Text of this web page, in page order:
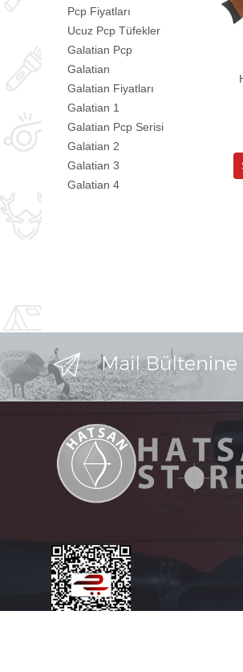
Pcp Fiyatları
Ucuz Pcp Tüfekler
Galatian Pcp
Galatian
Galatian Fiyatları
Galatian 1
Galatian Pcp Serisi
Galatian 2
Galatian 3
Galatian 4